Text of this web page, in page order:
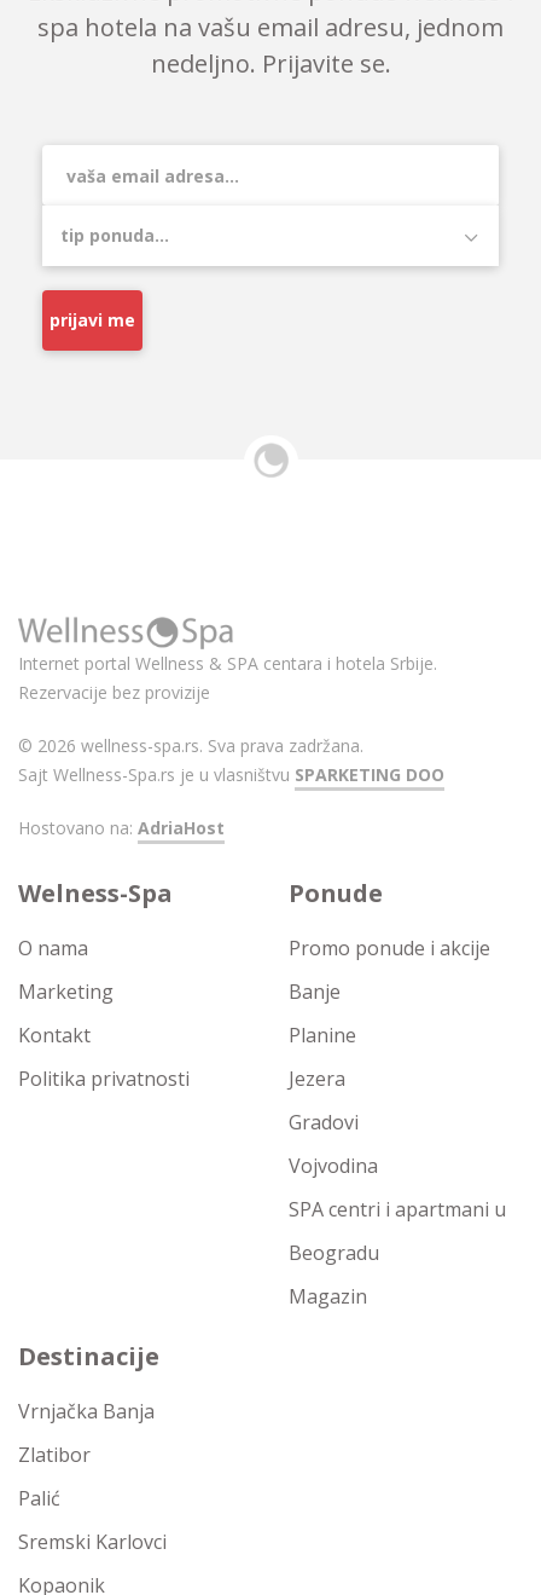
spa hotela na vašu email adresu, jednom
nedeljno. Prijavite se.
prijavi me
Internet portal Wellness & SPA centara i hotela Srbije.
Rezervacije bez provizije
© 2026 wellness-spa.rs. Sva prava zadržana.
Sajt Wellness-Spa.rs je u vlasništvu SPARKETING DOO
Hostovano na: AdriaHost
Welness-Spa
O nama
Marketing
Kontakt
Politika privatnosti
Ponude
Promo ponude i akcije
Banje
Planine
Jezera
Gradovi
Vojvodina
SPA centri i apartmani u
Beogradu
Magazin
Destinacije
Vrnjačka Banja
Zlatibor
Palić
Sremski Karlovci
Kopaonik